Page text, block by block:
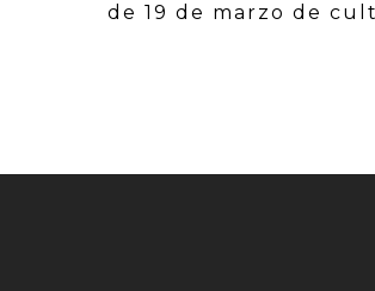
de 19 de marzo de